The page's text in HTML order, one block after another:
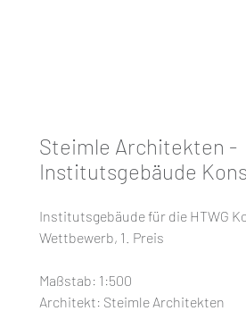
Steimle Architekten -
Institutsgebäude
Institutsgebäude für die HTWG
Wettbewerb, 1. Preis
Maßstab: 1:500
Architekt: Steimle Architekten